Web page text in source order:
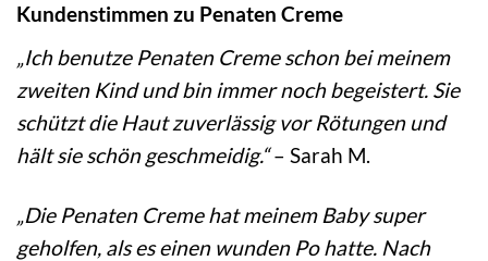
Kundenstimmen zu Penaten Creme
„Ich benutze Penaten Creme schon bei meinem
zweiten Kind und bin immer noch begeistert. Sie
schützt die Haut zuverlässig vor Rötungen und
hält sie schön geschmeidig.“– Sarah M.
„Die Penaten Creme hat meinem Baby super
geholfen, als es einen wunden Po hatte. Nach